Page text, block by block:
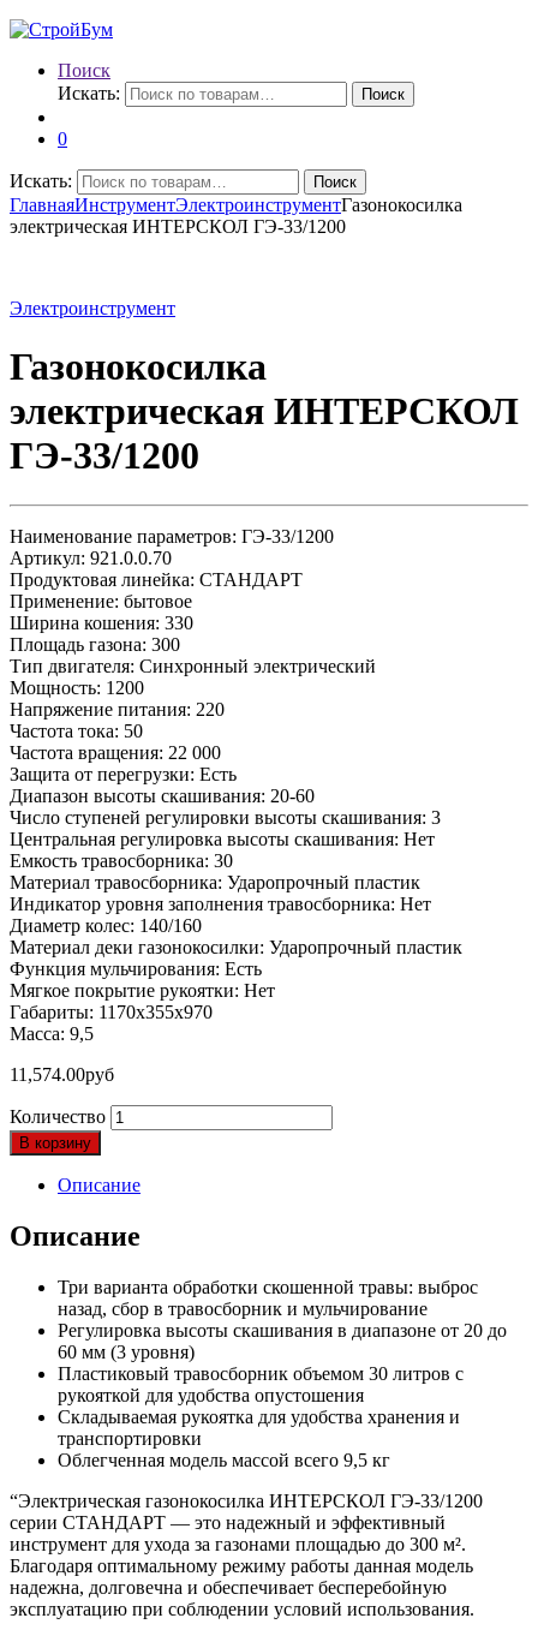
Поиск
Искать:
Поиск
0
Искать: Поиск
ГлавнаяИнструментЭлектроинструментГазонокосилка
электрическая ИНТЕРСКОЛ ГЭ-33/1200
Электроинструмент
Газонокосилка
электрическая ИНТЕРСКОЛ
ГЭ-33/1200
Наименование параметров: ГЭ-33/1200
Артикул: 921.0.0.70
Продуктовая линейка: СТАНДАРТ
Применение: бытовое
Ширина кошения: 330
Площадь газона: 300
Тип двигателя: Синхронный электрический
Мощность: 1200
Напряжение питания: 220
Частота тока: 50
Частота вращения: 22 000
Защита от перегрузки: Есть
Диапазон высоты скашивания: 20-60
Число ступеней регулировки высоты скашивания: 3
Центральная регулировка высоты скашивания: Нет
Емкость травосборника: 30
Материал травосборника: Ударопрочный пластик
Индикатор уровня заполнения травосборника: Нет
Диаметр колес: 140/160
Материал деки газонокосилки: Ударопрочный пластик
Функция мульчирования: Есть
Мягкое покрытие рукоятки: Нет
Габариты: 1170х355х970
Масса: 9,5
11,574.00руб
Количество
В корзину
Описание
Описание
Три варианта обработки скошенной травы: выброс
назад, сбор в травосборник и мульчирование
Регулировка высоты скашивания в диапазоне от 20 до
60 мм (3 уровня)
Пластиковый травосборник объемом 30 литров с
рукояткой для удобства опустошения
Складываемая рукоятка для удобства хранения и
транспортировки
Облегченная модель массой всего 9,5 кг
“Электрическая газонокосилка ИНТЕРСКОЛ ГЭ-33/1200
серии СТАНДАРТ — это надежный и эффективный
инструмент для ухода за газонами площадью до 300 м².
Благодаря оптимальному режиму работы данная модель
надежна, долговечна и обеспечивает бесперебойную
эксплуатацию при соблюдении условий использования.